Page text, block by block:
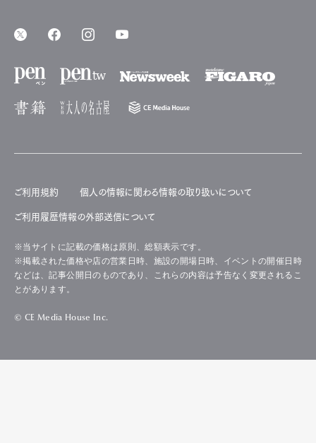
ご利用規約 個人の情報に関わる情報の取り扱いについて
ご利用履歴情報の外部送信について
※当サイトに記載の価格は原則、総額表示です。
※掲載された価格や店の営業日時、施設の開場日時、イベントの開催日時
などは、記事公開日のものであり、これらの内容は予告なく変更されるこ
とがあります。
© CE Media House Inc.